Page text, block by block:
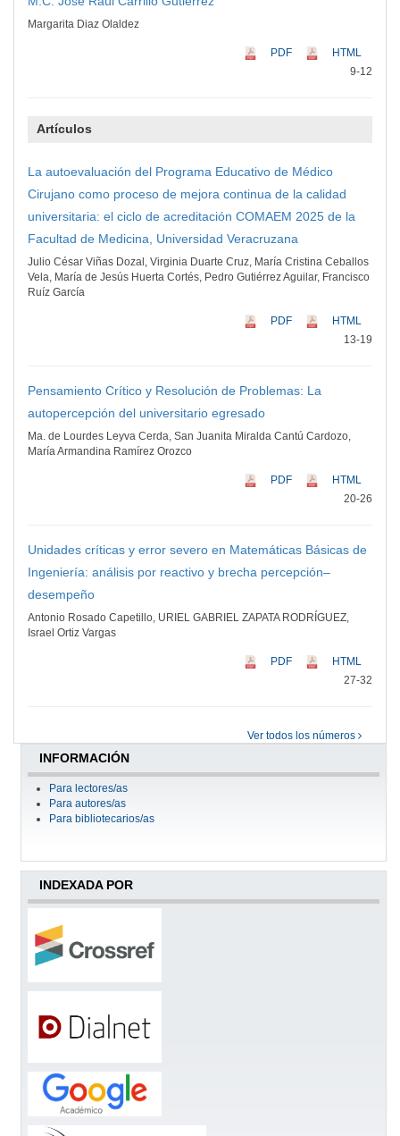
Margarita Diaz Olaldez
PDF
HTML
9-12
Artículos
La autoevaluación del Programa Educativo de Médico
Cirujano como proceso de mejora continua de la calidad
universitaria: el ciclo de acreditación COMAEM 2025 de la
Facultad de Medicina, Universidad Veracruzana
Julio César Viñas Dozal, Virginia Duarte Cruz, María Cristina Ceballos
Vela, María de Jesús Huerta Cortés, Pedro Gutiérrez Aguilar, Francisco
Ruíz García
PDF
HTML
13-19
Pensamiento Crítico y Resolución de Problemas: La
autopercepción del universitario egresado
Ma. de Lourdes Leyva Cerda, San Juanita Miralda Cantú Cardozo,
María Armandina Ramírez Orozco
PDF
HTML
20-26
Unidades críticas y error severo en Matemáticas Básicas de
Ingeniería: análisis por reactivo y brecha percepción–
desempeño
Antonio Rosado Capetillo, URIEL GABRIEL ZAPATA RODRÍGUEZ,
Israel Ortiz Vargas
PDF
HTML
27-32
Ver todos los números
INFORMACIÓN
Para lectores/as
Para autores/as
Para bibliotecarios/as
INDEXADA POR